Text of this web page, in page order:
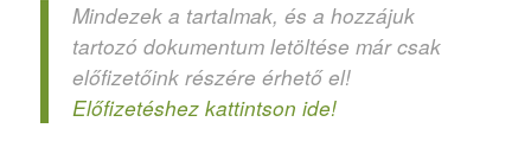
Mindezek a tartalmak, és a hozzájuk
tartozó dokumentum letöltése már csak
előfizetőink részére érhető el!
Előfizetéshez kattintson ide!